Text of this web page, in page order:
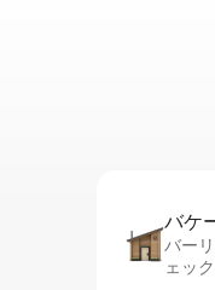
バケ
バー
ェッ